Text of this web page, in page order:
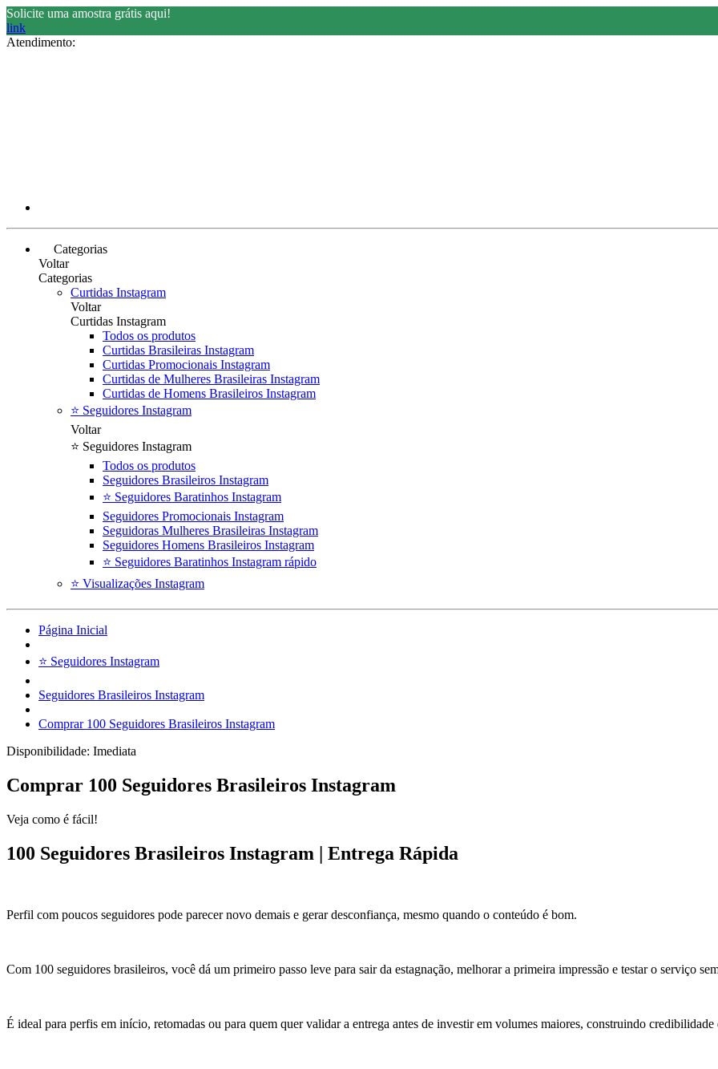
Solicite uma amostra grátis aqui!
link
Atendimento:
Categorias
Voltar
Categorias
Curtidas Instagram
Voltar
Curtidas Instagram
Todos os produtos
Curtidas Brasileiras Instagram
Curtidas Promocionais Instagram
Curtidas de Mulheres Brasileiras Instagram
Curtidas de Homens Brasileiros Instagram
⭐ Seguidores Instagram
Voltar
⭐ Seguidores Instagram
Todos os produtos
Seguidores Brasileiros Instagram
⭐ Seguidores Baratinhos Instagram
Seguidores Promocionais Instagram
Seguidoras Mulheres Brasileiras Instagram
Seguidores Homens Brasileiros Instagram
⭐ Seguidores Baratinhos Instagram rápido
⭐ Visualizações Instagram
Página Inicial
⭐ Seguidores Instagram
Seguidores Brasileiros Instagram
Comprar 100 Seguidores Brasileiros Instagram
Disponibilidade: Imediata
Comprar 100 Seguidores Brasileiros Instagram
Veja como é fácil!
100 Seguidores Brasileiros Instagram | Entrega Rápida
Perfil com poucos seguidores pode parecer novo demais e gerar desconfiança, mesmo quando o conteúdo é bom.
Com 100 seguidores brasileiros, você dá um primeiro passo leve para sair da estagnação, melhorar a primeira impressão e testar o serviço
É ideal para perfis em início, retomadas ou para quem quer validar a entrega antes de investir em volumes maiores, construindo credibilidade